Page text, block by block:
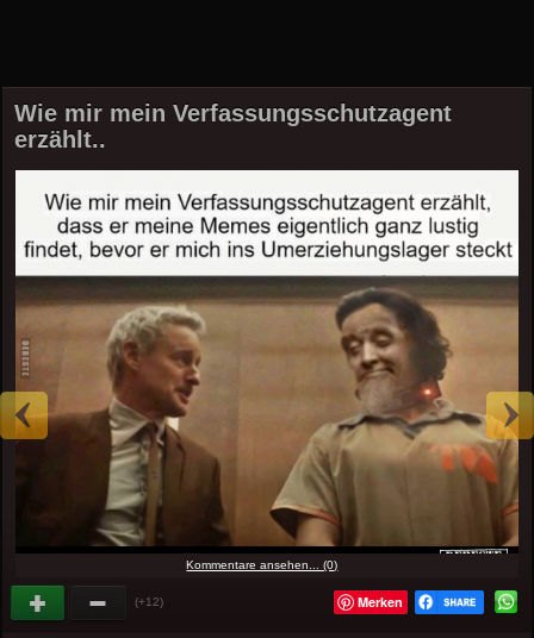
Wie mir mein Verfassungsschutzagent
erzählt..
Kommentare ansehen... (0)
(+12) Merken